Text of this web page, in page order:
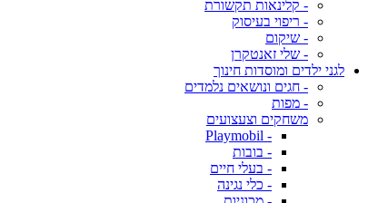
- קלינאות תקשורת
- ריפוי בעיסוק
- שיקום
- שלי זאנטקרן
לגני ילדים ומוסדות חינוך
- חגים ונושאים נלמדים
- מפות
משחקים וצעצועים
- Playmobil
- בובות
- בעלי חיים
- כלי נגינה